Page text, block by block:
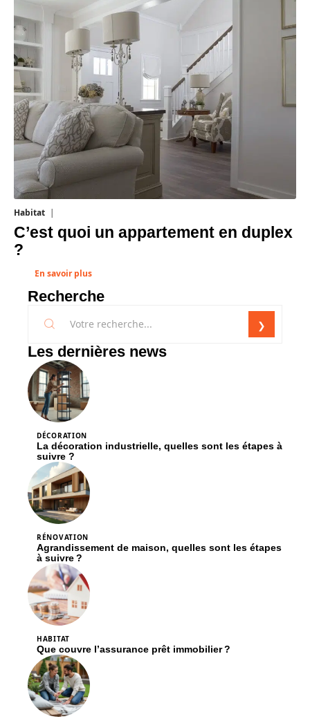
Habitat
C’est quoi un appartement en duplex
?
En savoir plus
Recherche
Les dernières news
DÉCORATION
La décoration industrielle, quelles sont les étapes à
suivre ?
RÉNOVATION
Agrandissement de maison, quelles sont les étapes
à suivre ?
HABITAT
Que couvre l’assurance prêt immobilier ?